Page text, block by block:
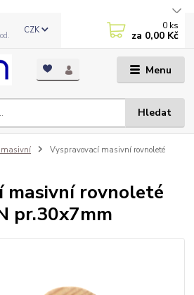
Menu
CZK
Hledat
0 ks
za 0,00 Kč
masivní
Vyspravovací masivní rovnoleté
masivní rovnoleté
pr.30x7mm